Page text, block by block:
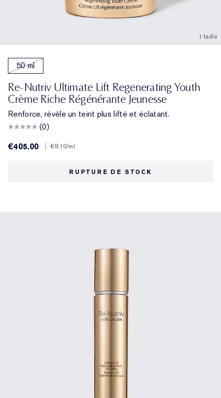
1 taille
50 ml
Re-Nutriv Ultimate Lift Regenerating Youth
Crème Riche Régénérante Jeunesse
Renforce, révèle un teint plus lifté et éclatant.
(0)
€405.00
€8.10/ml
RUPTURE DE STOCK